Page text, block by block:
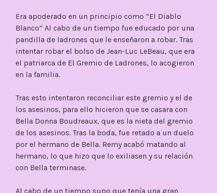
Era apoderado en un principio como “El Diablo
Blanco” Al cabo de un tiempo fue educado por una
pandilla de ladrones que le enseñaron a robar. Tras
intentar robar el bolso de Jean-Luc LeBeau, que era
el patriarca de El Gremio de Ladrones, lo acogieron
en la familia.
Tras esto intentaron reconciliar este gremio y el de
los asesinos, para ello hicieron que se casara con
Bella Donna Boudreaux, que es la nieta del gremio
de los asesinos. Tras la boda, fue retado a un duelo
por el hermano de Bella. Remy acabó matando al
hermano, lo que hizo que lo exiliasen y su relación
con Bella terminase.
Al cabo de un tiempo supo que tenía una gran